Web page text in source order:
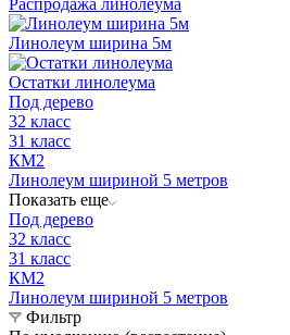
Линолеум ширина 5м
Остатки линолеума
Под дерево
32 класс
31 класс
КМ2
Линолеум шириной 5 метров
Показать еще
Под дерево
32 класс
31 класс
КМ2
Линолеум шириной 5 метров
Фильтр